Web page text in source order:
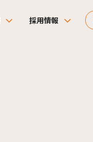
採用情報